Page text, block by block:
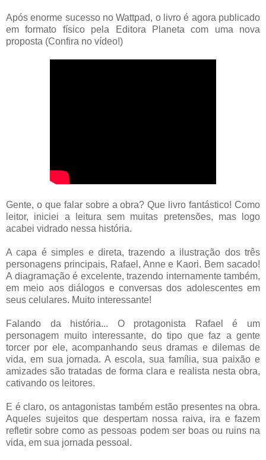
Após enorme sucesso no Wattpad, o livro é agora publicado
em formato físico pela Editora Planeta com uma nova
proposta (Confira no vídeo!)
Gente, o que falar sobre a obra? Que livro fantástico! Como
leitor, iniciei a leitura sem muitas pretensões, mas logo
acabei vidrado nessa história.
A capa é simples e direta, trazendo a ilustração dos três
personagens principais, Rafael, Anne e Kaori. Bem sacado!
A diagramação é excelente, trazendo internamente também,
em meio aos diálogos e conversas dos adolescentes em
seus celulares. Muito interessante!
Falando da história... O protagonista Rafael é um
personagem muito interessante, do tipo que faz a gente
torcer por ele, acompanhando seus dramas e dilemas de
vida, em sua jornada. A escola, sua família, sua paixão e
amizades são tratadas de forma clara e realista nesta obra,
cativando os leitores.
E é claro, os antagonistas também estão presentes na obra.
Aqueles sujeitos que despertam nossa raiva, ira e fazem
refletir sobre como as pessoas podem ser boas ou ruins na
vida, em sua jornada pessoal.